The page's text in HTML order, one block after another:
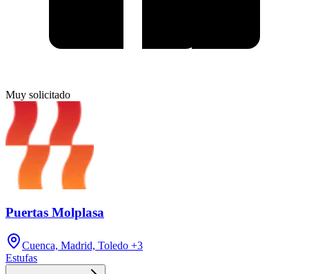
Muy solicitado
Puertas Molplasa
Cuenca, Madrid, Toledo +3
Estufas